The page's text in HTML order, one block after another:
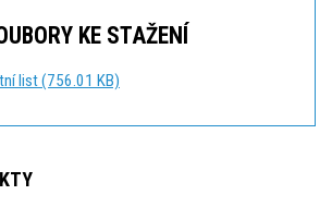
KE STAŽENÍ
list (756.01 KB)